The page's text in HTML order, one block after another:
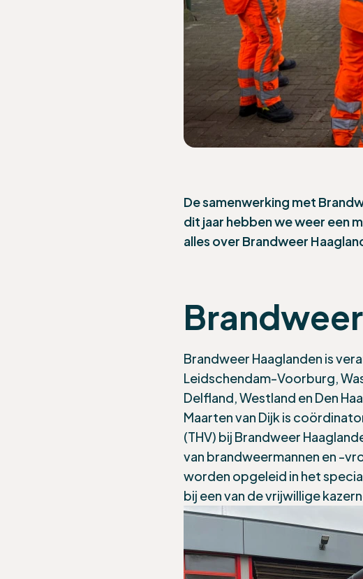
De samenwerking met
dit jaar hebben we weer een
alles over Brandweer
Brandweer Haaglanden is
Leidschendam-Voorburg,
Delfland, Westland en Den
Maarten van Dijk is
(THV) bij Brandweer
van brandweermannen en -
worden opgeleid in het
bij een van de vrijwillige